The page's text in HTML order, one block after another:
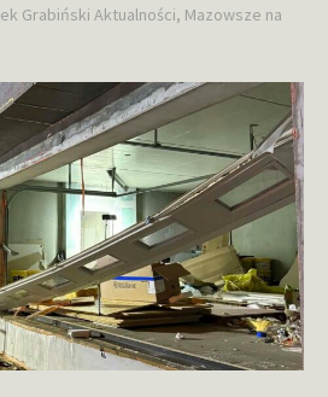
Grabiński Aktualności, Mazowsze na